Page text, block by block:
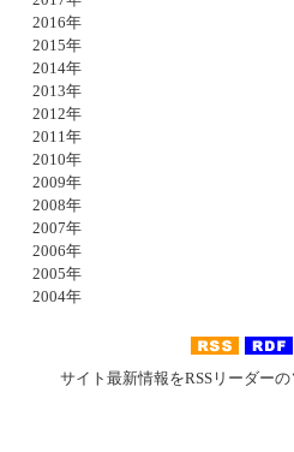
2016年
2015年
2014年
2013年
2012年
2011年
2010年
2009年
2008年
2007年
2006年
2005年
2004年
サイト最新情報をRSSリーダー